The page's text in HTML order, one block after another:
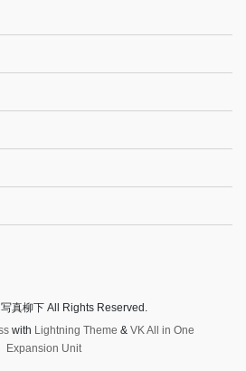
真柳下 All Rights Reserved.
with Lightning Theme & VK All in One
Expansion Unit